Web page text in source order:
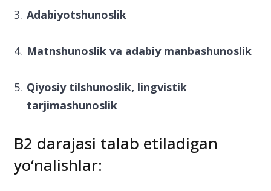
Adabiyotshunoslik
Matnshunoslik va adabiy manbashunoslik
Qiyosiy tilshunoslik, lingvistik
tarjimashunoslik
B2 darajasi talab etiladigan
yo‘nalishlar: